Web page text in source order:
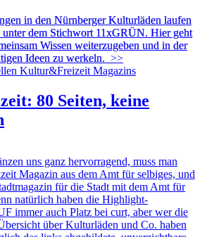
in den Nürnberger Kulturläden laufen
dem Stichwort 11xGRÜN. Hier geht
Wissen weiterzugeben und in der
Ideen zu werkeln. >>
80 Seiten, keine
uns ganz hervorragend, muss man
Magazin aus dem Amt für selbiges, und
für die Stadt mit dem Amt für
natürlich haben die Highlight-
immer auch Platz bei curt, aber wer die
über Kulturläden und Co. haben